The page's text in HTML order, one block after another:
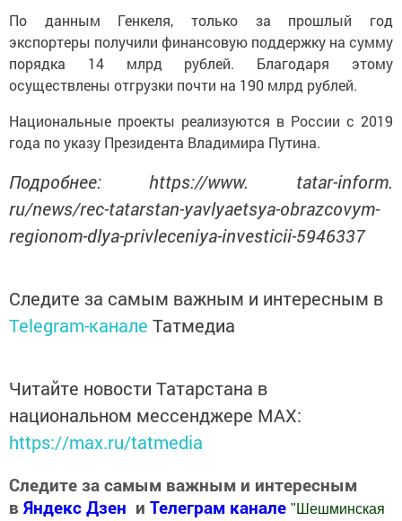
По данным Генкеля, только за прошлый год
экспортеры получили финансовую поддержку на сумму
порядка 14 млрд рублей. Благодаря этому
осуществлены отгрузки почти на 190 млрд рублей.
Национальные проекты реализуются в России с 2019
года по указу Президента Владимира Путина.
Подробнее: https://www. tatar-inform.
ru/news/rec-tatarstan-yavlyaetsya-obrazcovym-
regionom-dlya-privleceniya-investicii-5946337
Следите за самым важным и интересным в
Telegram-канале Татмедиа
Читайте новости Татарстана в
национальном мессенджере MАХ:
https://max.ru/tatmedia
Следите за самым важным и интересным
в Яндекс Дзен и Телеграм канале " Шешминская